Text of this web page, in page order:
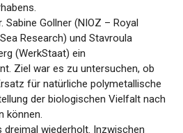
Sabine Gollner (NIOZ – Royal
Research) und Stavroula
(WerkStaat) ein
Ziel war es zu untersuchen, ob
für natürliche polymetallische
der biologischen Vielfalt nach
können.
dreimal wiederholt. Inzwischen